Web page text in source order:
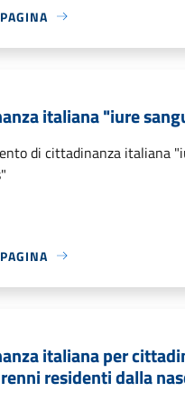
italiana "iure
di cittadinanza italiana
italiana per
residenti dalla